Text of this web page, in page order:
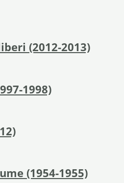
(2012-2013)
1998)
(1954-1955)